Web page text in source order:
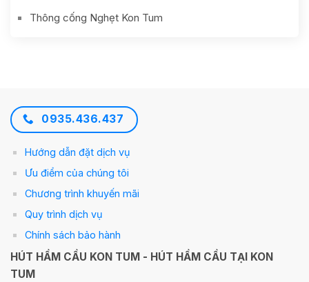
Thông cống Nghẹt Kon Tum
0935.436.437
Hướng dẫn đặt dịch vụ
Ưu điểm của chúng tôi
Chương trình khuyến mãi
Quy trình dịch vụ
Chính sách bảo hành
HÚT HẦM CẦU KON TUM - HÚT HẦM CẦU TẠI KON
TUM